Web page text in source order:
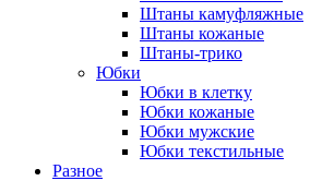
Штаны камуфляжные
Штаны кожаные
Штаны-трико
Юбки
Юбки в клетку
Юбки кожаные
Юбки мужские
Юбки текстильные
Разное